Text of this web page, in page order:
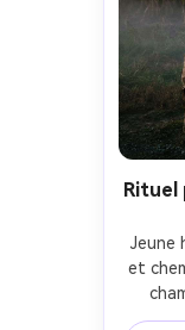
Rituel
Jeune
et